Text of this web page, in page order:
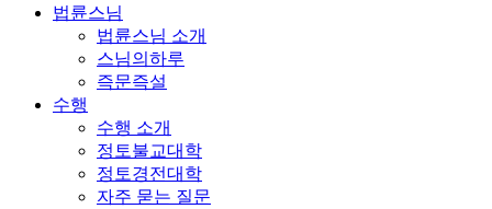
법륜스님
법륜스님 소개
스님의하루
즉문즉설
수행
수행 소개
정토불교대학
정토경전대학
자주 묻는 질문